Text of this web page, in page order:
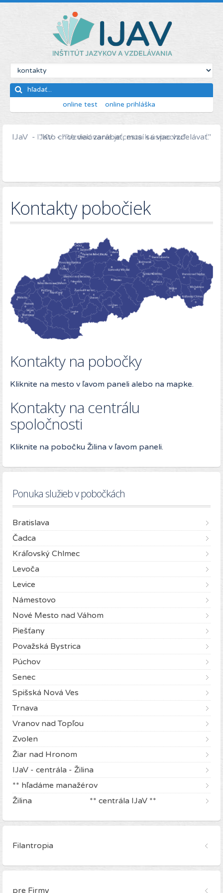
online test online prihláška
IJaV - "Kto chce viac zarábať, musí sa viac vzdelávať."
Kontakty pobočiek
Kontakty na pobočky
Kliknite na mesto v ľavom paneli alebo na mapke.
Kontakty na centrálu
spoločnosti
Kliknite na pobočku Žilina v ľavom paneli.
Ponuka služieb v pobočkách
Bratislava
Čadca
Kráľovský Chlmec
Levoča
Levice
Námestovo
Nové Mesto nad Váhom
Piešťany
Považská Bystrica
Púchov
Senec
Spišská Nová Ves
Trnava
Vranov nad Topľou
Zvolen
Žiar nad Hronom
IJaV - centrála - Žilina
** hľadáme manažérov
Žilina ** centrála IJaV **
Filantropia
pre Firmy